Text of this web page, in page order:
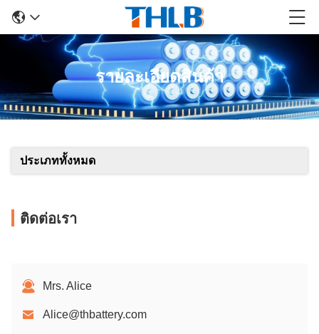
รายละเอียดสินค้า
ประเภททั้งหมด
ติดต่อเรา
Mrs. Alice
Alice@thbattery.com